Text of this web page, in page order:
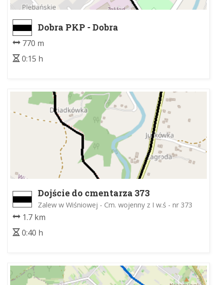
Dobra PKP - Dobra
770 m
0:15 h
Dojście do cmentarza 373
Zalew w Wiśniowej - Cm. wojenny z I w.ś - nr 373
1.7 km
0:40 h